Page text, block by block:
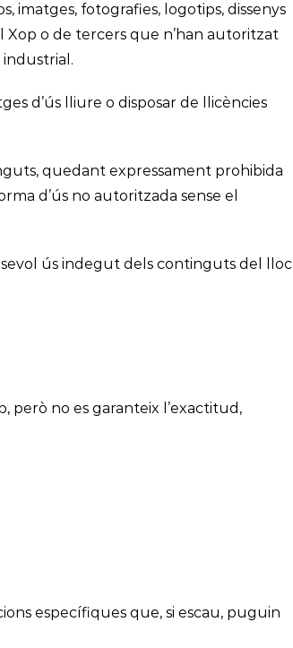
fotografies, logotips, dissenys
o de tercers que n’han autoritzat
industrial.
d’ús lliure o disposar de llicències
quedant expressament prohibida
d’ús no autoritzada sense el
ús indegut dels continguts del lloc
però no es garanteix l’exactitud,
específiques que, si escau, puguin